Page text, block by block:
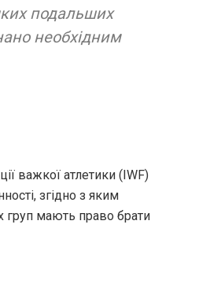
подальших
необхідним
важкої атлетики (IWF)
згідно з яким
груп мають право брати